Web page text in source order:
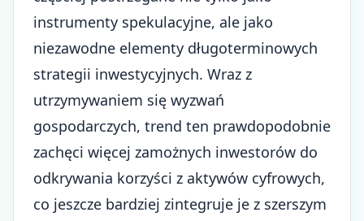
instrumenty spekulacyjne, ale jako
niezawodne elementy długoterminowych
strategii inwestycyjnych. Wraz z
utrzymywaniem się wyzwań
gospodarczych, trend ten prawdopodobnie
zachęci więcej zamożnych inwestorów do
odkrywania korzyści z aktywów cyfrowych,
co jeszcze bardziej zintegruje je z szerszym